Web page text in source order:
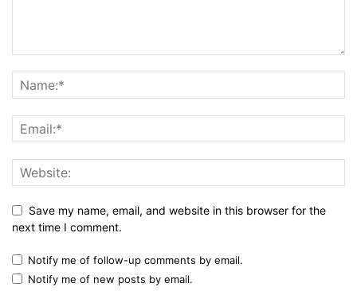
Save my name, email, and website in this browser for the
next time I comment.
Notify me of follow-up comments by email.
Notify me of new posts by email.